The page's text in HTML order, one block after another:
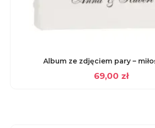
Album ze zdjęciem pary –
69,00 zł